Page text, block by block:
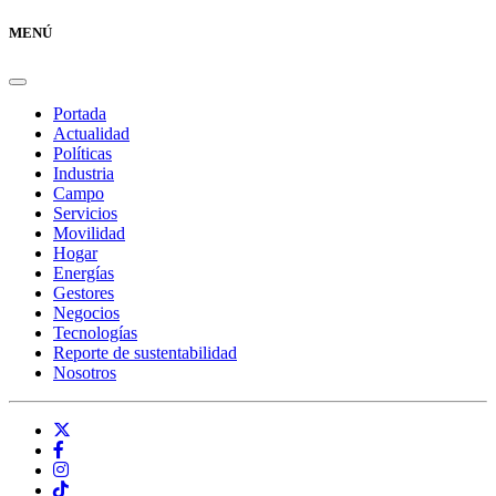
MENÚ
Portada
Actualidad
Políticas
Industria
Campo
Servicios
Movilidad
Hogar
Energías
Gestores
Negocios
Tecnologías
Reporte de sustentabilidad
Nosotros